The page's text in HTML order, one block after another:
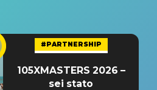
#PARTNERSHIP
105XMASTERS 2026 –
sei stato